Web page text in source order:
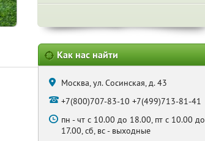
Как нас найти
Москва, ул. Сосинская, д. 43
+7(800)707-83-10 +7(499)713-81-41
пн - чт с 10.00 до 18.00, пт с 10.00 до
17.00, сб, вс - выходные